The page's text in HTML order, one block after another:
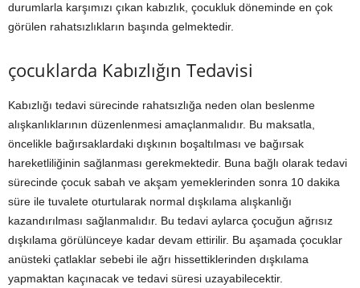
durumlarla karşımızı çıkan kabızlık, çocukluk döneminde en çok
görülen rahatsızlıkların başında gelmektedir.
çocuklarda Kabızlığın Tedavisi
Kabızlığı tedavi sürecinde rahatsızlığa neden olan beslenme
alışkanlıklarının düzenlenmesi amaçlanmalıdır. Bu maksatla,
öncelikle bağırsaklardaki dışkının boşaltılması ve bağırsak
hareketliliğinin sağlanması gerekmektedir. Buna bağlı olarak tedavi
sürecinde çocuk sabah ve akşam yemeklerinden sonra 10 dakika
süre ile tuvalete oturtularak normal dışkılama alışkanlığı
kazandırılması sağlanmalıdır. Bu tedavi aylarca çocuğun ağrısız
dışkılama görülünceye kadar devam ettirilir. Bu aşamada çocuklar
anüsteki çatlaklar sebebi ile ağrı hissettiklerinden dışkılama
yapmaktan kaçınacak ve tedavi süresi uzayabilecektir.